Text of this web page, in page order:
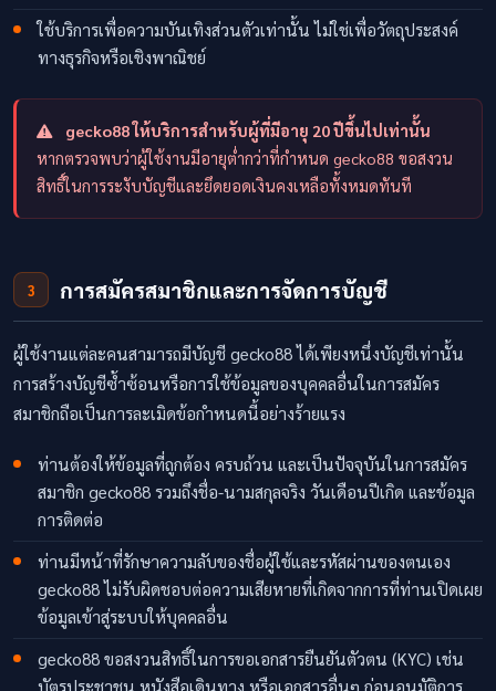
ใช้บริการเพื่อความบันเทิงส่วนตัวเท่านั้น ไม่ใช่เพื่อวัตถุประสงค์
ทางธุรกิจหรือเชิงพาณิชย์
gecko88 ให้บริการสำหรับผู้ที่มีอายุ 20 ปีขึ้นไปเท่านั้น
หากตรวจพบว่าผู้ใช้งานมีอายุต่ำกว่าที่กำหนด gecko88 ขอสงวน
สิทธิ์ในการระงับบัญชีและยึดยอดเงินคงเหลือทั้งหมดทันที
3 การสมัครสมาชิกและการจัดการบัญชี
ผู้ใช้งานแต่ละคนสามารถมีบัญชี gecko88 ได้เพียงหนึ่งบัญชีเท่านั้น
การสร้างบัญชีซ้ำซ้อนหรือการใช้ข้อมูลของบุคคลอื่นในการสมัคร
สมาชิกถือเป็นการละเมิดข้อกำหนดนี้อย่างร้ายแรง
ท่านต้องให้ข้อมูลที่ถูกต้อง ครบถ้วน และเป็นปัจจุบันในการสมัคร
สมาชิก gecko88 รวมถึงชื่อ-นามสกุลจริง วันเดือนปีเกิด และข้อมูล
การติดต่อ
ท่านมีหน้าที่รักษาความลับของชื่อผู้ใช้และรหัสผ่านของตนเอง
gecko88 ไม่รับผิดชอบต่อความเสียหายที่เกิดจากการที่ท่านเปิดเผย
ข้อมูลเข้าสู่ระบบให้บุคคลอื่น
gecko88 ขอสงวนสิทธิ์ในการขอเอกสารยืนยันตัวตน (KYC) เช่น
บัตรประชาชน หนังสือเดินทาง หรือเอกสารอื่นๆ ก่อนอนุมัติการ